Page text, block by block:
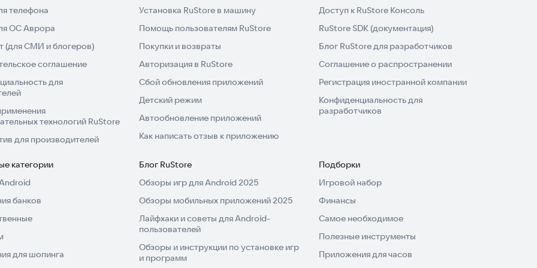
взрослых, которые хотят поддерживать мозг в
перед учёбой или работой.
перед экзаменами.
функций.
телефона
ОС Аврора
(для СМИ и блогеров)
соглашение
для
технологий RuStore
для производителей
Установка RuStore в машину
Помощь пользователям RuStore
Покупки и возвраты
Авторизация в RuStore
Сбой обновления приложений
Детский режим
Автообновление приложений
Как написать отзыв к приложению
Доступ к RuStore Консоль
RuStore SDK (документация)
Блог RuStore для разработчиков
Соглашение о распространении
Регистрация иностранной компании
Конфиденциальность для
разработчиков
категории
банков
для шопинга
Блог RuStore
Обзоры игр для Android 2025
Обзоры мобильных приложений 2025
Лайфхаки и советы для Android-
пользователей
Обзоры и инструкции по установке игр
и программ
Подборки
Игровой набор
Финансы
Самое необходимое
Полезные инструменты
Приложения для часов